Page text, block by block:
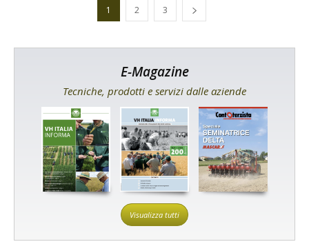
1 2 3
E-Magazine
Tecniche, prodotti e servizi dalle aziende
Visualizza tutti